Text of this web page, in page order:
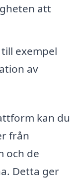
att
exempel
av
kan du
från
och de
Detta ger